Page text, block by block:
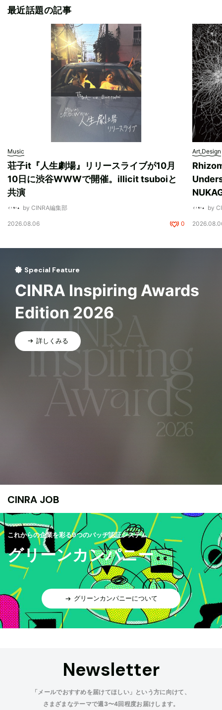
最近話題の記事
Music
荘子it『人生劇場』リリースライブが10月
10日に渋谷WWWで開催。illicit tsuboiと
共演
by CINRA編集部
2026.08.06 0
Art,Design
by
Special Feature
CINRA Inspiring Awards
Edition 2026
詳しくみる
CINRA JOB
これからの企業を彩る9つのバッヂ認証システム
グリーンカンパニー
グリーンカンパニーについて
Newsletter
「メールでおすすめを届けてほしい」という方に向けて、
さまざまなテーマで週3〜4回程度お届けします。